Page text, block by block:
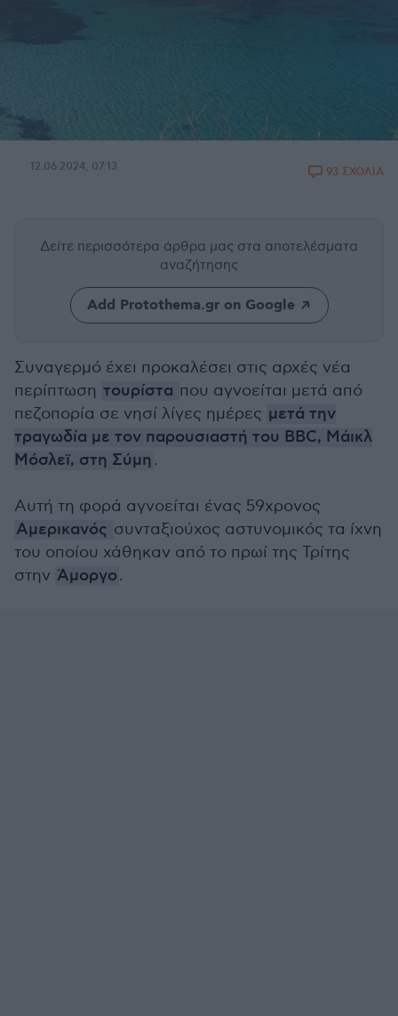
12.06.2024, 07:13 93 ΣΧΟΛΙΑ
Δείτε περισσότερα άρθρα μας στα αποτελέσματα
αναζήτησης
Add Protothema.gr on Google
Συναγερμό έχει προκαλέσει στις αρχές νέα
περίπτωση τουρίστα που αγνοείται μετά από
πεζοπορία σε νησί λίγες ημέρες μετά την
τραγωδία με τον παρουσιαστή του BBC, Μάικλ
Μόσλεϊ, στη Σύμη.
Αυτή τη φορά αγνοείται ένας 59χρονος
Αμερικανός συνταξιούχος αστυνομικός τα ίχνη
του οποίου χάθηκαν από το πρωί της Τρίτης
στην Άμοργο.